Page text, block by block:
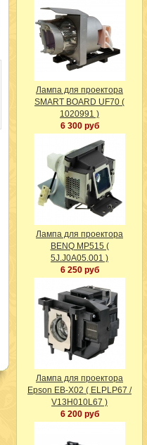
Лампа для проектора
SMART BOARD UF70 (
1020991 )
6 300 руб
Лампа для проектора
BENQ MP515 (
5J.J0A05.001 )
6 250 руб
Лампа для проектора
Epson EB-X02 ( ELPLP67 /
V13H010L67 )
6 200 руб